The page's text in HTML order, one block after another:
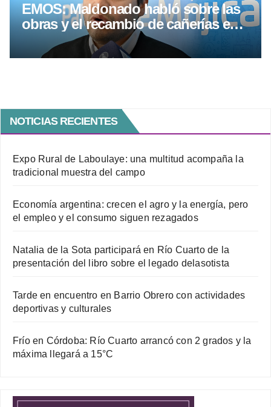
EMOS: Maldonado habló sobre las
obras y el recambio de cañerías en
Río Cuarto
NOTICIAS RECIENTES
Expo Rural de Laboulaye: una multitud acompaña la
tradicional muestra del campo
Economía argentina: crecen el agro y la energía, pero
el empleo y el consumo siguen rezagados
Natalia de la Sota participará en Río Cuarto de la
presentación del libro sobre el legado delasotista
Tarde en encuentro en Barrio Obrero con actividades
deportivas y culturales
Frío en Córdoba: Río Cuarto arrancó con 2 grados y la
máxima llegará a 15°C